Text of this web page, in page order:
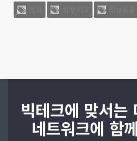
빅테크에 맞서는
네트워크에 함